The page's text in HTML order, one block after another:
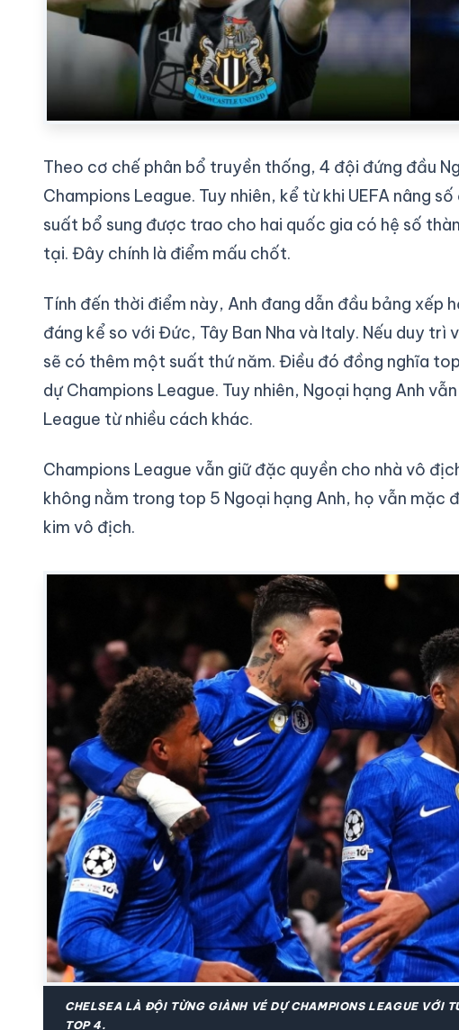
Theo cơ chế phân bổ truyền thống, 4 đội đứng đầu
Champions League. Tuy nhiên, kể từ khi UEFA nâng
suất bổ sung được trao cho hai quốc gia có hệ số
tại. Đây chính là điểm mấu chốt.
Tính đến thời điểm này, Anh đang dẫn đầu bảng xếp
đáng kể so với Đức, Tây Ban Nha và Italy. Nếu duy
sẽ có thêm một suất thứ năm. Điều đó đồng nghĩa
dự Champions League. Tuy nhiên, Ngoại hạng Anh
League từ nhiều cách khác.
Champions League vẫn giữ đặc quyền cho nhà vô
không nằm trong top 5 Ngoại hạng Anh, họ vẫn mặc
kim vô địch.
CHELSEA LÀ ĐỘI TỪNG GIÀNH VÉ DỰ CHAMPIONS LEAGUE VỚI
TOP 4.